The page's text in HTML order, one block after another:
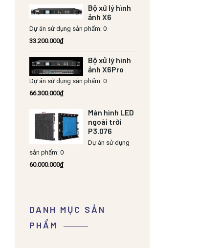
Bộ xử lý hình
ảnh X6
Dự án sử dụng sản phẩm: 0
33.200.000₫
Bộ xử lý hình
ảnh X6Pro
Dự án sử dụng sản phẩm: 0
66.300.000₫
Màn hình LED
ngoài trời
P3.076
Dự án sử dụng
sản phẩm: 0
60.000.000₫
DANH MỤC SẢN
PHẨM